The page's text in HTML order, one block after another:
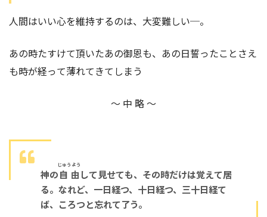
人間はいい心を維持するのは、大変難しい─。
あの時たすけて頂いたあの御恩も、あの日誓ったことさえ
も時が経って薄れてきてしまう
～ 中 略 ～
神の自由
じゅうよう
して見せても、その時だけは覚えて居
る。なれど、一日経つ、十日経つ、三十日経て
ば、ころつと忘れて了う。